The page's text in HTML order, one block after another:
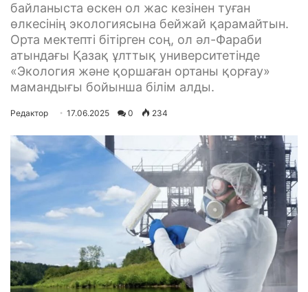
байланыста өскен ол жас кезінен туған
өлкесінің экологиясына бейжай қарамайтын.
Орта мектепті бітірген соң, ол әл-Фараби
атындағы Қазақ ұлттық университетінде
«Экология және қоршаған ортаны қорғау»
мамандығы бойынша білім алды.
Редактор 17.06.2025 0 234